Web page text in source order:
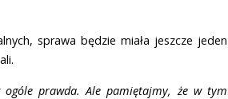
sprawa będzie miała jeszcze jeden
prawda. Ale pamiętajmy, że w tym